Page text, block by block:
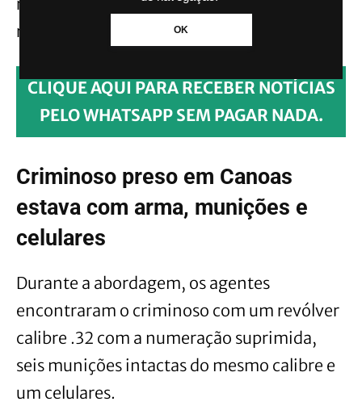
OK
rapidamente interceptado e rendido.
CLIQUE AQUI PARA RECEBER NOTÍCIAS
PELO WHATSAPP SEM PAGAR NADA.
Criminoso preso em Canoas
estava com arma, munições e
celulares
Durante a abordagem, os agentes
encontraram o criminoso com um revólver
calibre .32 com a numeração suprimida,
seis munições intactas do mesmo calibre e
um celulares.